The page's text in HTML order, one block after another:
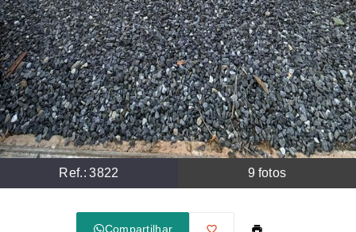
Ref.:3822 9 fotos
Compartilhar